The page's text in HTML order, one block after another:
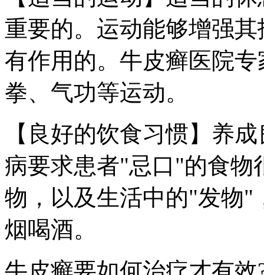
重要的。运动能够增强
有作用的。牛皮癣医院
拳、气功等运动。
【良好的饮食习惯】养
病要求患者"忌口"的食物
物，以及生活中的"发物"
烟喝酒。